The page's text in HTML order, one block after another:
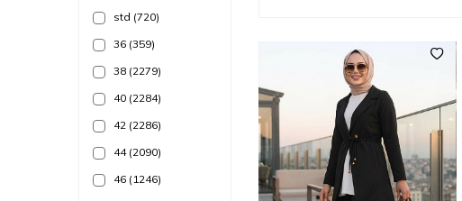
std (720)
36 (359)
38 (2279)
40 (2284)
42 (2286)
44 (2090)
46 (1246)